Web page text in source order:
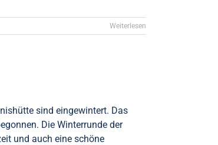
Weiterlesen
sind eingewintert. Das
Die Winterrunde der
und auch eine schöne